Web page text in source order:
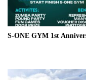
S-ONE GYM 1st